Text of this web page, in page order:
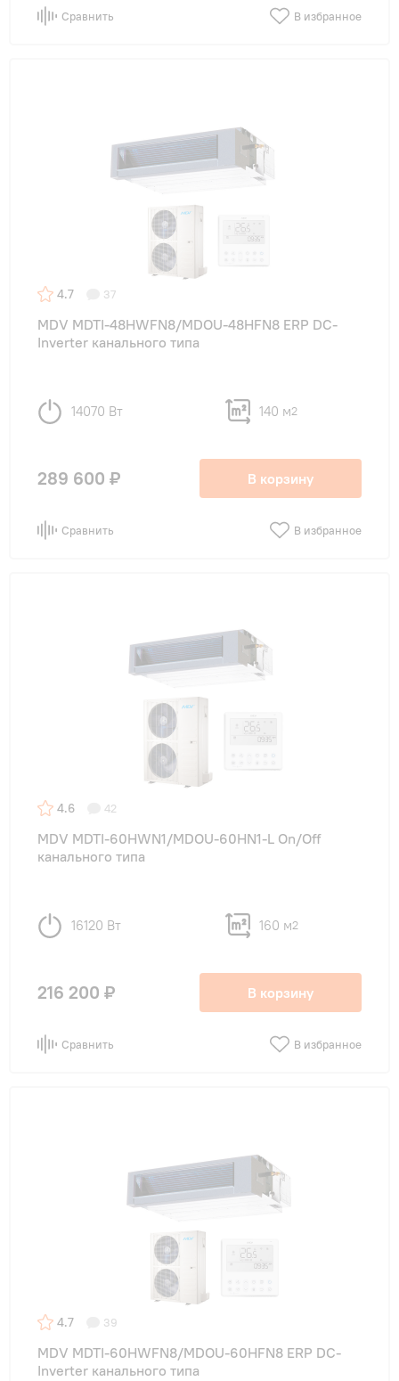
Сравнить В избранное
4.7 37
MDV MDTI-48HWFN8/MDOU-48HFN8 ERP DC-
Inverter канального типа
14070 Вт 140 м2
289 600 ₽ В корзину
Сравнить В избранное
4.6 42
MDV MDTI-60HWN1/MDOU-60HN1-L On/Off
канального типа
16120 Вт 160 м2
216 200 ₽ В корзину
Сравнить В избранное
4.7 39
MDV MDTI-60HWFN8/MDOU-60HFN8 ERP DC-
Inverter канального типа